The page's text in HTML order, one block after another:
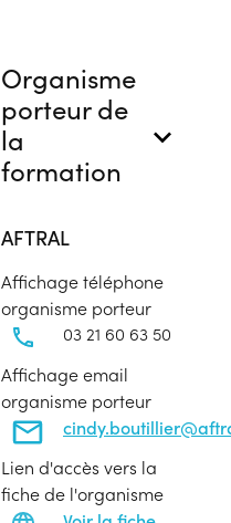
Organisme
porteur de
la
formation
AFTRAL
Affichage téléphone
organisme porteur
03 21 60 63 50
Affichage email
organisme porteur
Lien d'accès vers la
fiche de l'organisme